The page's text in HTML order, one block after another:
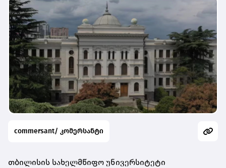
commersant/ კომერსანტი
თბილისის სახელმწიფო უნივერსიტეტი